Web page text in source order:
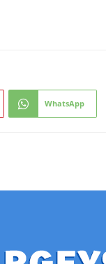
WhatsApp